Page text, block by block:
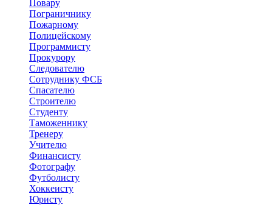
Повару
Пограничнику
Пожарному
Полицейскому
Программисту
Прокурору
Следователю
Сотруднику ФСБ
Спасателю
Строителю
Студенту
Таможеннику
Тренеру
Учителю
Финансисту
Фотографу
Футболисту
Хоккеисту
Юристу